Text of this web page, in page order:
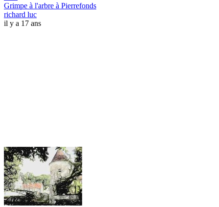
Grimpe à l'arbre à Pierrefonds
richard luc
il y a 17 ans